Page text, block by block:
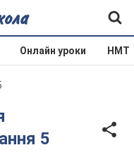
Онлайн уроки НМТ
5